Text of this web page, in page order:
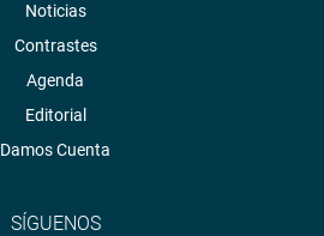
Noticias
Contrastes
Agenda
Editorial
Damos Cuenta
SÍGUENOS